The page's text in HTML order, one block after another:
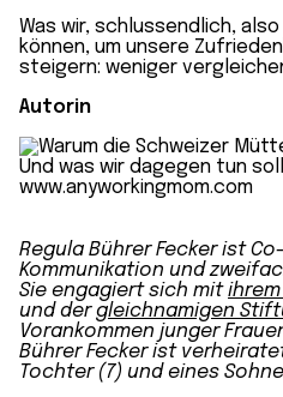
Was wir, schlussendlich,
können, um unsere
steigern: weniger
Autorin
Regula Bührer Fecker ist
Kommunikation und
Sie engagiert sich mitihrem
und dergleichnamigen
Vorankommen junger
Bührer Fecker ist
Tochter (7) und eines